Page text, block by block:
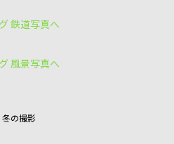
冬の撮影